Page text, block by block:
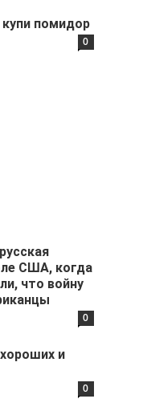
помидор
0
США, когда
что войну
0
и
0